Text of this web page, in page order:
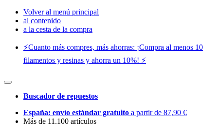
Volver al menú principal
al contenido
a la cesta de la compra
⚡️Cuanto más compres, más ahorras: ¡Compra al menos 10
filamentos y resinas y ahorra un 10%! ⚡️
Buscador de repuestos
España: envío estándar gratuito a partir de 87,90 €
Más de 11.100 artículos